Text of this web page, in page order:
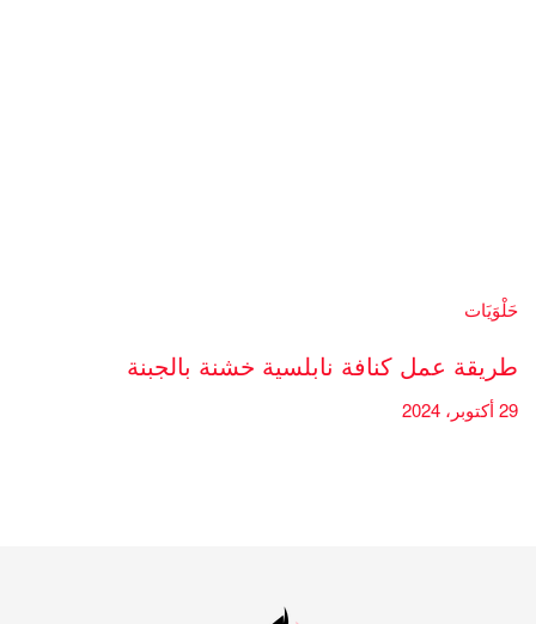
حَلْوَيَات
طريقة عمل كنافة نابلسية خشنة بالجبنة
29 أكتوبر، 2024